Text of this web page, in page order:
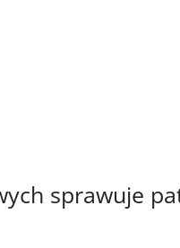
sprawuje